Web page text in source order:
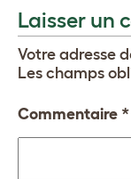
Laisser un
Votre adresse
Les champs
Commentaire *